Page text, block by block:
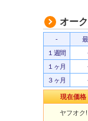
オー
-
１週間
１ヶ月
３ヶ月
現在価格
ヤフオク!